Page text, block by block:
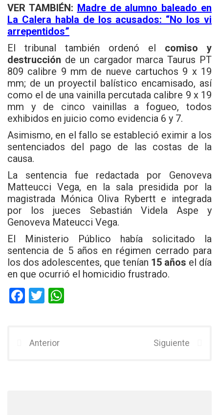
VER TAMBIÉN: Madre de alumno baleado en
La Calera habla de los acusados: “No los vi
arrepentidos”
El tribunal también ordenó el comiso y
destrucción de un cargador marca Taurus PT
809 calibre 9 mm de nueve cartuchos 9 x 19
mm; de un proyectil balístico encamisado, así
como el de una vainilla percutada calibre 9 x 19
mm y de cinco vainillas a fogueo, todos
exhibidos en juicio como evidencia 6 y 7.
Asimismo, en el fallo se estableció eximir a los
sentenciados del pago de las costas de la
causa.
La sentencia fue redactada por Genoveva
Matteucci Vega, en la sala presidida por la
magistrada Mónica Oliva Rybertt e integrada
por los jueces Sebastián Videla Aspe y
Genoveva Mateucci Vega.
El Ministerio Público había solicitado la
sentencia de 5 años en régimen cerrado para
los dos adolescentes, que tenían 15 años el día
en que ocurrió el homicidio frustrado.
F
b
T
er
Anterior Siguiente